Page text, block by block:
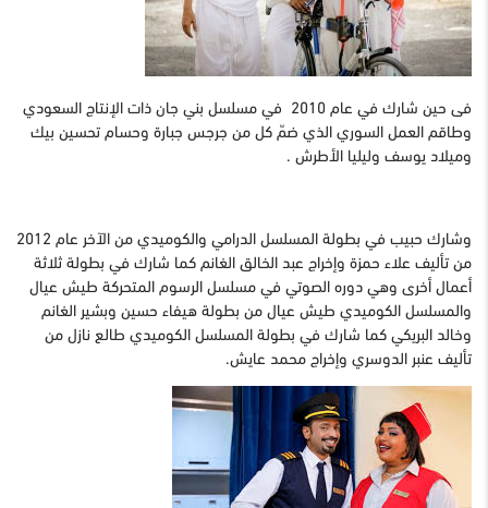
فى حين شارك في عام 2010 في مسلسل بني جان ذات الإنتاج السعودي
وطاقم العمل السوري الذي ضمّ كل من جرجس جبارة وحسام تحسين بيك
وميلاد يوسف وليليا الأطرش .
وشارك حبيب في بطولة المسلسل الدرامي والكوميدي من الآخر عام 2012
من تأليف علاء حمزة وإخراج عبد الخالق الغانم كما شارك في بطولة ثلاثة
أعمال أخرى وهي دوره الصوتي في مسلسل الرسوم المتحركة طيش عيال
والمسلسل الكوميدي طيش عيال من بطولة هيفاء حسين وبشير الغانم
وخالد البريكي كما شارك في بطولة المسلسل الكوميدي طالع نازل من
تأليف عنبر الدوسري وإخراج محمد عايش.